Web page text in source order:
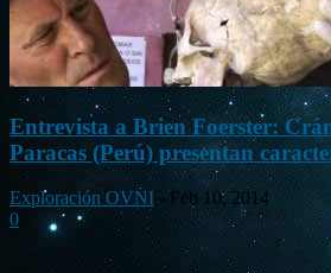
Entrevista a Brien Foerster:
Paracas (Perú) presentan
Exploración OVNI - Feb 10, 2014
0